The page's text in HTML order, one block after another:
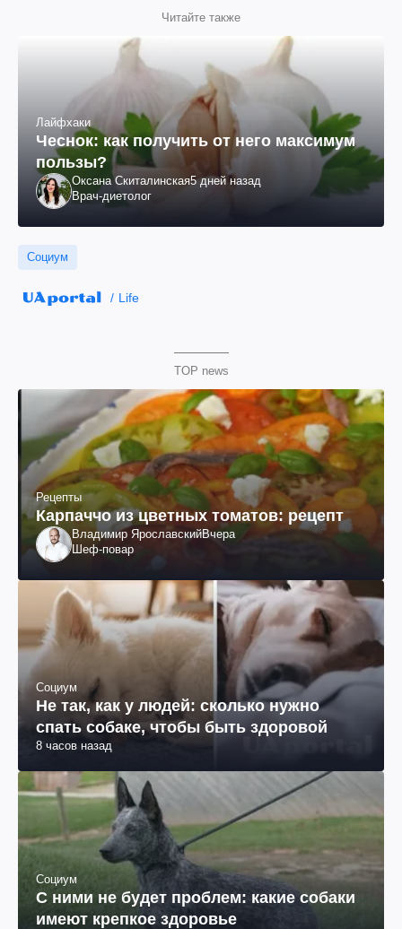
Читайте также
Лайфхаки
Чеснок: как получить от него максимум
пользы?
Оксана Скиталинская5 дней назад
Врач-диетолог
Социум
Life
TOP news
Рецепты
Карпаччо из цветных томатов: рецепт
Владимир ЯрославскийВчера
Шеф-повар
Социум
Не так, как у людей: сколько нужно
спать собаке, чтобы быть здоровой
8 часов назад
Социум
С ними не будет проблем: какие собаки
имеют крепкое здоровье